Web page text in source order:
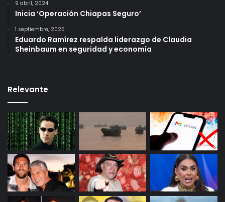
9 abril, 2024
Inicia ‘Operación Chiapas Seguro’
1 septiembre, 2025
Eduardo Ramírez respalda liderazgo de Claudia
Sheinbaum en seguridad y economía
Relevante